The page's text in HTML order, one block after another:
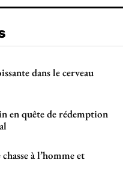
dans le cerveau
en quête de rédemption
à l’homme et